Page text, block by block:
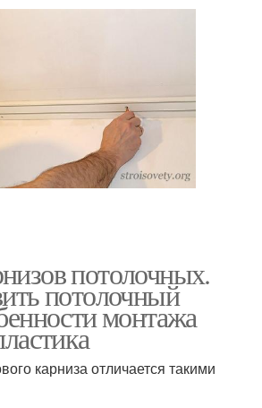
потолочных.
потолочный
монтажа
карниза отличается такими